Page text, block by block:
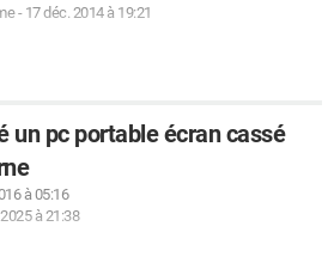
- 17 déc. 2014 à 19:21
un pc portable écran cassé
à 05:16
à 21:38